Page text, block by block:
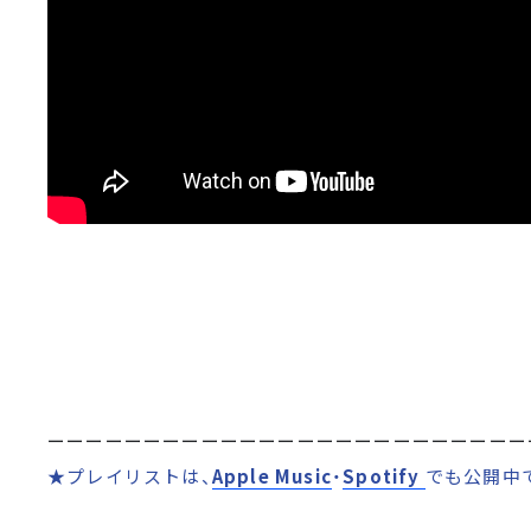
ーーーーーーーーーーーーーーーーーーーーーーーーー
★プレイリストは、 Apple Music・Spotify でも公開中